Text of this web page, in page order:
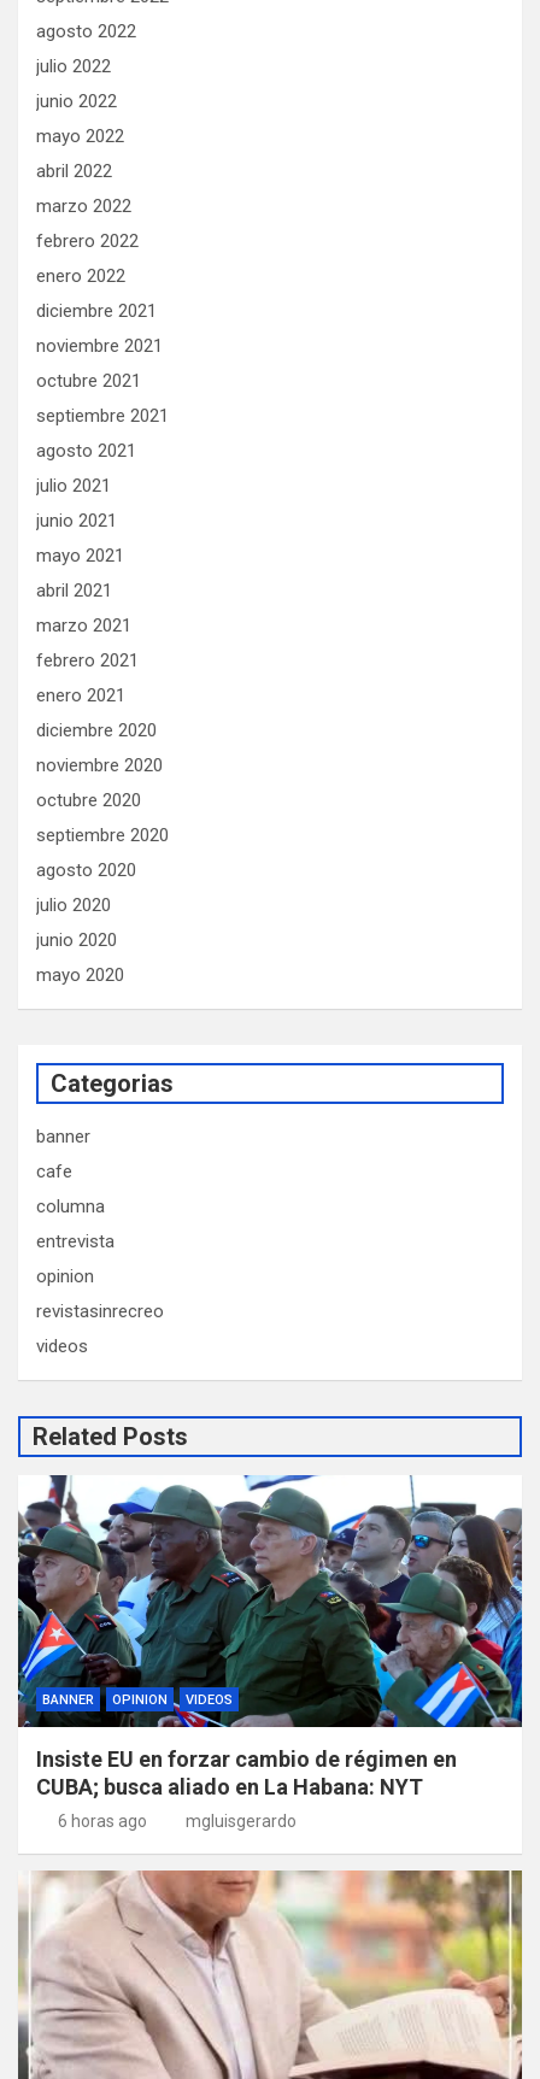
agosto 2022
julio 2022
junio 2022
mayo 2022
abril 2022
marzo 2022
febrero 2022
enero 2022
diciembre 2021
noviembre 2021
octubre 2021
septiembre 2021
agosto 2021
julio 2021
junio 2021
mayo 2021
abril 2021
marzo 2021
febrero 2021
enero 2021
diciembre 2020
noviembre 2020
octubre 2020
septiembre 2020
agosto 2020
julio 2020
junio 2020
mayo 2020
Categorias
banner
cafe
columna
entrevista
opinion
revistasinrecreo
videos
Related Posts
BANNER OPINION VIDEOS
Insiste EU en forzar cambio de régimen en
CUBA; busca aliado en La Habana: NYT
6 horas ago mgluisgerardo